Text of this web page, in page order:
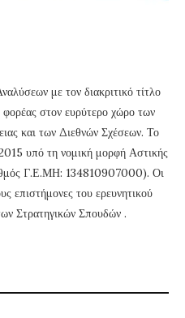
με τον διακριτικό τίτλο
στον ευρύτερο χώρο των
και των Διεθνών Σχέσεων. Το
υπό τη νομική μορφή Αστικής
Γ.Ε.ΜΗ: 134810907000). Οι
επιστήμονες του ερευνητικού
Στρατηγικών Σπουδών .